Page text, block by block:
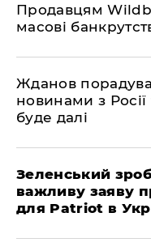
Продавцям
масові
Жданов
новинами з
буде далі
Зеленський
важливу заяву
для Patriot в